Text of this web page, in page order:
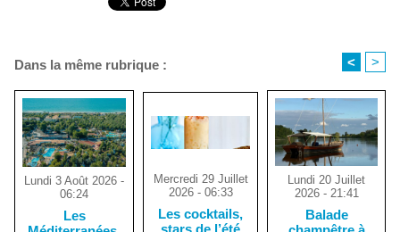
Dans la même rubrique : < >
Lundi 3 Août 2026 -
06:24
Les
Mercredi 29 Juillet
2026 - 06:33
Les cocktails,
Lundi 20 Juillet
2026 - 21:41
Balade